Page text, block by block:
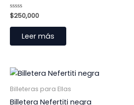
Valorado
con
0
$250,000
Leer más
Billeteras para Ellas
Billetera Nefertiti negra